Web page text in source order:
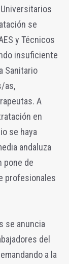
se
y Técnicos
insuficiente
Sanitario
as,
A
en
se haya
andaluza
pone de
profesionales
se anuncia
del
a la